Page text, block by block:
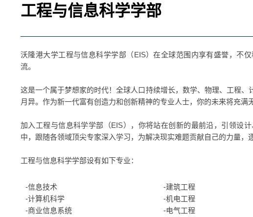
工程与信息科学学部
沃隆港大学工程与信息科学学部（EIS）在全球范围内享有盛誉，不
流。
这是一个属于梦想家的时代！全球人口持续增长，数学、物理、工程
月异。作为新一代富有创造力和创新精神的专业人士，你的未来将充满
加入工程与信息科学学部（EIS），你将站在创新的最前沿，引领设
中，跟随各领域顶尖专家深入学习，为解决现实难题贡献自己的力量，
工程与信息科学学部设有如下专业：
-信息技术
-计算机科学
-商业信息系统
-建筑工程
-机电工程
-电气工程